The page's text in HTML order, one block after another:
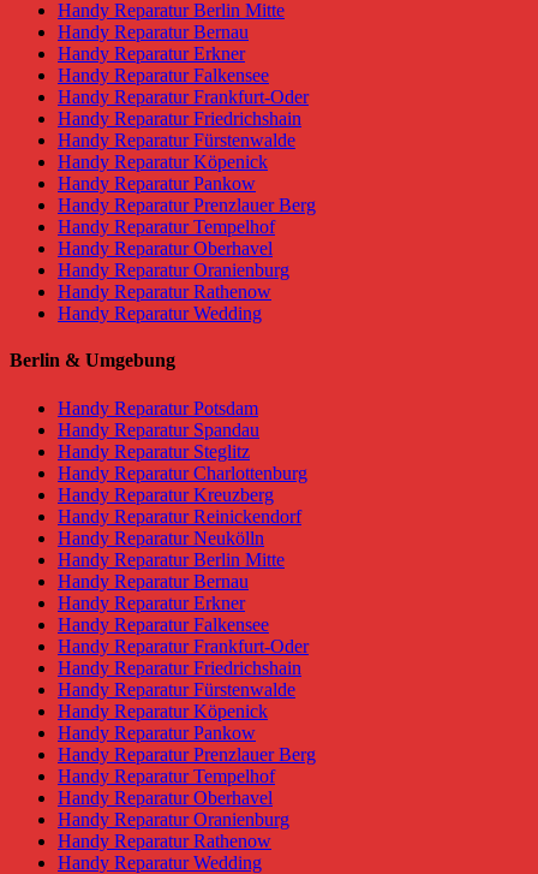
Handy Reparatur Berlin Mitte
Handy Reparatur Bernau
Handy Reparatur Erkner
Handy Reparatur Falkensee
Handy Reparatur Frankfurt-Oder
Handy Reparatur Friedrichshain
Handy Reparatur Fürstenwalde
Handy Reparatur Köpenick
Handy Reparatur Pankow
Handy Reparatur Prenzlauer Berg
Handy Reparatur Tempelhof
Handy Reparatur Oberhavel
Handy Reparatur Oranienburg
Handy Reparatur Rathenow
Handy Reparatur Wedding
Berlin & Umgebung
Handy Reparatur Potsdam
Handy Reparatur Spandau
Handy Reparatur Steglitz
Handy Reparatur Charlottenburg
Handy Reparatur Kreuzberg
Handy Reparatur Reinickendorf
Handy Reparatur Neukölln
Handy Reparatur Berlin Mitte
Handy Reparatur Bernau
Handy Reparatur Erkner
Handy Reparatur Falkensee
Handy Reparatur Frankfurt-Oder
Handy Reparatur Friedrichshain
Handy Reparatur Fürstenwalde
Handy Reparatur Köpenick
Handy Reparatur Pankow
Handy Reparatur Prenzlauer Berg
Handy Reparatur Tempelhof
Handy Reparatur Oberhavel
Handy Reparatur Oranienburg
Handy Reparatur Rathenow
Handy Reparatur Wedding